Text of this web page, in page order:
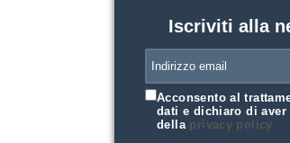
Iscriviti alla
Acconsento al
dati e dichiaro di
della privacy policy